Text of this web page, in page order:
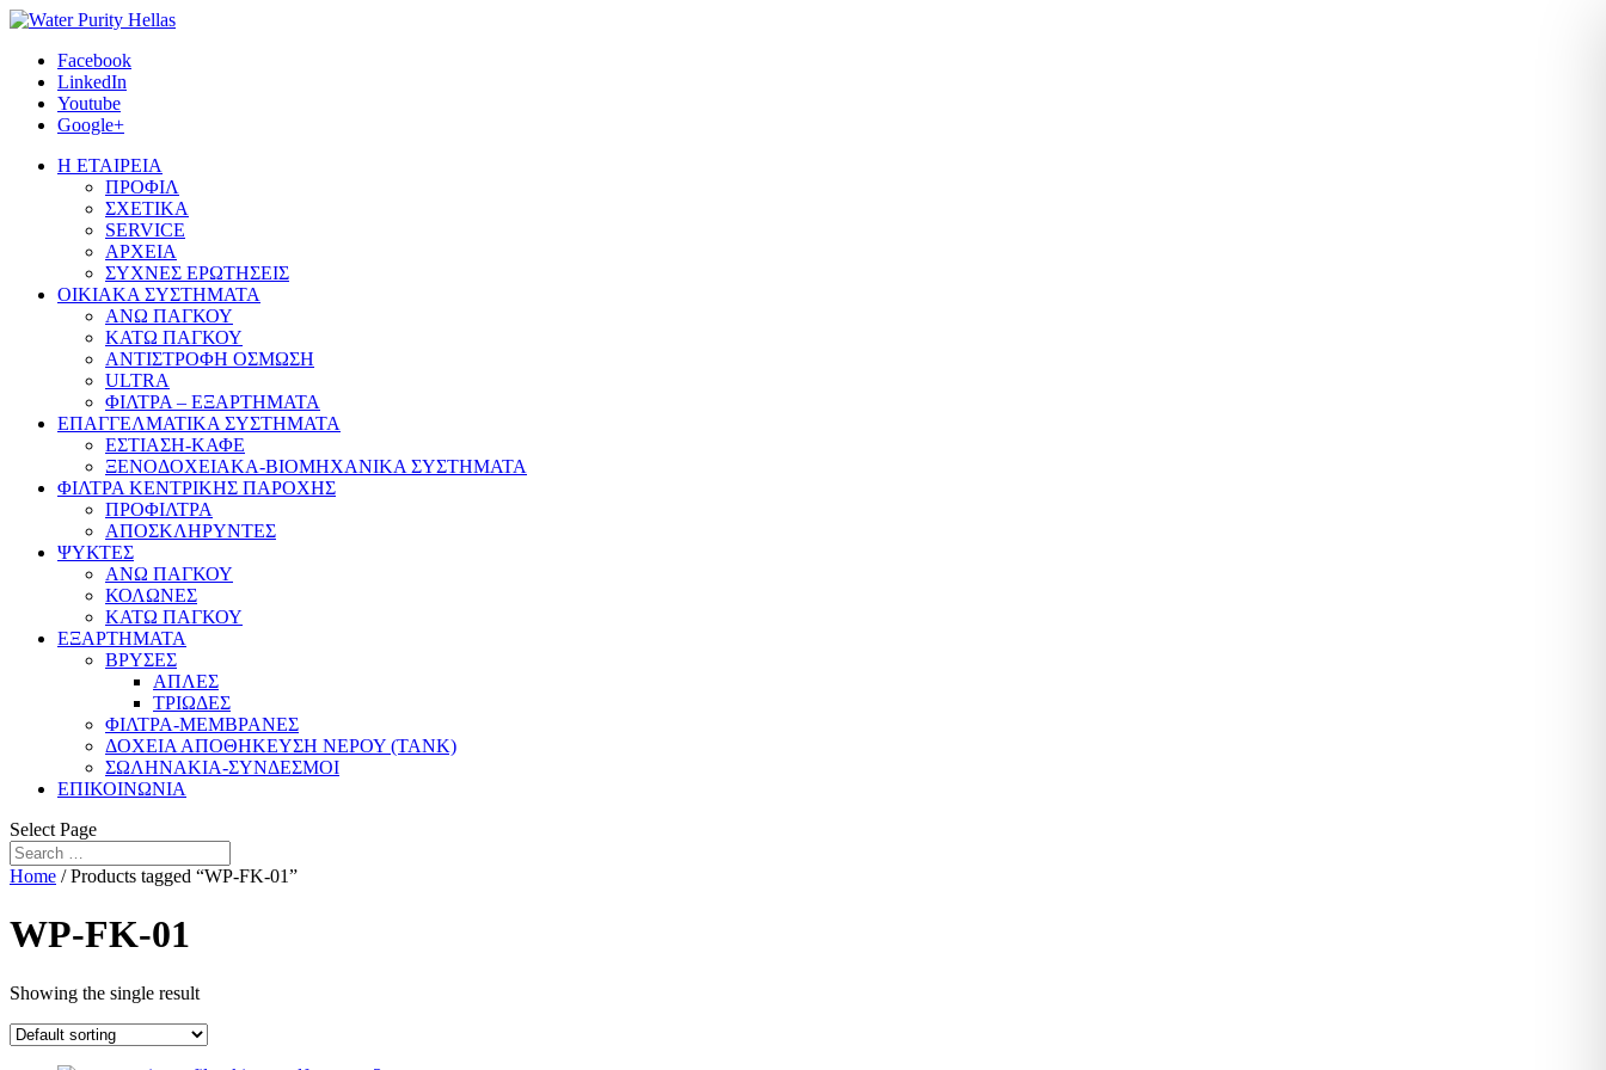
Facebook
LinkedIn
Youtube
Google+
Η ΕΤΑΙΡΕΙΑ
ΠΡΟΦΙΛ
ΣΧΕΤΙΚΑ
SERVICE
ΑΡΧΕΙΑ
ΣΥΧΝΕΣ ΕΡΩΤΗΣΕΙΣ
ΟΙΚΙΑΚΑ ΣΥΣΤΗΜΑΤΑ
ΑΝΩ ΠΑΓΚΟΥ
ΚΑΤΩ ΠΑΓΚΟΥ
ΑΝΤΙΣΤΡΟΦΗ ΟΣΜΩΣΗ
ULTRA
ΦΙΛΤΡΑ – ΕΞΑΡΤΗΜΑΤΑ
ΕΠΑΓΓΕΛΜΑΤΙΚΑ ΣΥΣΤΗΜΑΤΑ
ΕΣΤΙΑΣΗ-ΚΑΦΕ
ΞΕΝΟΔΟΧΕΙΑΚΑ-ΒΙΟΜΗΧΑΝΙΚΑ ΣΥΣΤΗΜΑΤΑ
ΦΙΛΤΡΑ ΚΕΝΤΡΙΚΗΣ ΠΑΡΟΧΗΣ
ΠΡΟΦΙΛΤΡΑ
ΑΠΟΣΚΛΗΡΥΝΤΕΣ
ΨΥΚΤΕΣ
ΑΝΩ ΠΑΓΚΟΥ
ΚΟΛΩΝΕΣ
ΚΑΤΩ ΠΑΓΚΟΥ
ΕΞΑΡΤΗΜΑΤΑ
ΒΡΥΣΕΣ
ΑΠΛΕΣ
ΤΡΙΩΔΕΣ
ΦΙΛΤΡΑ-ΜΕΜΒΡΑΝΕΣ
ΔΟΧΕΙΑ ΑΠΟΘΗΚΕΥΣΗ ΝΕΡΟΥ (TANK)
ΣΩΛΗΝΑΚΙΑ-ΣΥΝΔΕΣΜΟΙ
ΕΠΙΚΟΙΝΩΝΙΑ
Select Page
Home / Products tagged “WP-FK-01”
WP-FK-01
Showing the single result